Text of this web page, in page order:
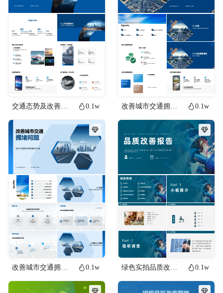
0.1w 0.1w
改善城市交通拥堵问题 0.1w 绿色实拍品质改善报告PPT品质改善汇报课件 0.1w